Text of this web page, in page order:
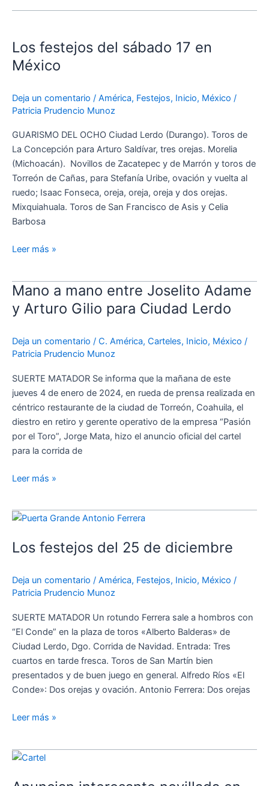
Los festejos del sábado 17 en
México
Deja un comentario / América, Festejos, Inicio, México /
Patricia Prudencio Munoz
GUARISMO DEL OCHO Ciudad Lerdo (Durango). Toros de
La Concepción para Arturo Saldívar, tres orejas. Morelia
(Michoacán). Novillos de Zacatepec y de Marrón y toros de
Torreón de Cañas, para Stefanía Uribe, ovación y vuelta al
ruedo; Isaac Fonseca, oreja, oreja, oreja y dos orejas.
Mixquiahuala. Toros de San Francisco de Asis y Celia
Barbosa
del
sábado
México
Leer más »
Mano a mano entre Joselito Adame
y Arturo Gilio para Ciudad Lerdo
Deja un comentario / C. América, Carteles, Inicio, México /
Patricia Prudencio Munoz
SUERTE MATADOR Se informa que la mañana de este
jueves 4 de enero de 2024, en rueda de prensa realizada en
céntrico restaurante de la ciudad de Torreón, Coahuila, el
diestro en retiro y gerente operativo de la empresa “Pasión
por el Toro”, Jorge Mata, hizo el anuncio oficial del cartel
para la corrida de
Mano
mano
Joselito
Adame
y
Arturo
Gilio
para
Ciudad
Lerdo
Leer más »
Los festejos del 25 de diciembre
Deja un comentario / América, Festejos, Inicio, México /
Patricia Prudencio Munoz
SUERTE MATADOR Un rotundo Ferrera sale a hombros con
“El Conde” en la plaza de toros «Alberto Balderas» de
Ciudad Lerdo, Dgo. Corrida de Navidad. Entrada: Tres
cuartos en tarde fresca. Toros de San Martín bien
presentados y de buen juego en general. Alfredo Ríos «El
Conde»: Dos orejas y ovación. Antonio Ferrera: Dos orejas
Los
del
de
diciembre
Leer más »
Anuncian